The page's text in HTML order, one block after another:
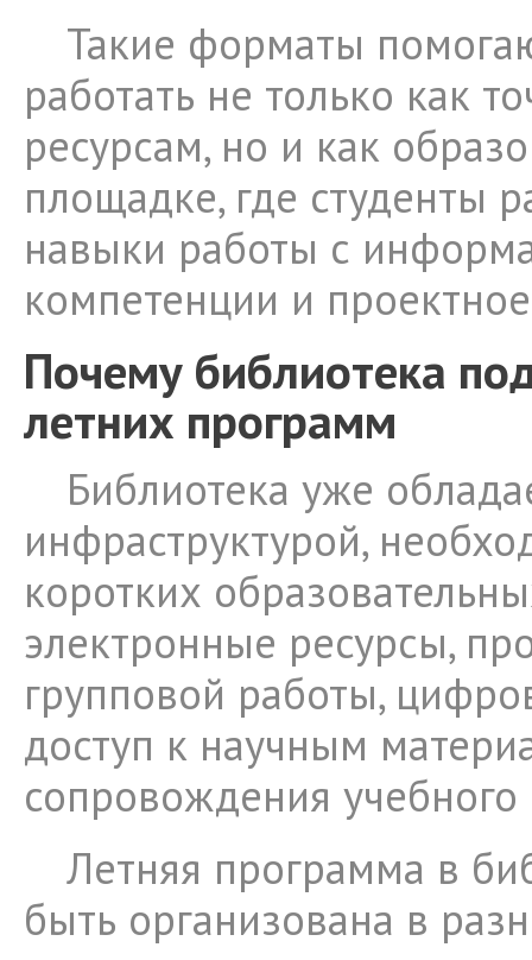
Такие форматы
работать не только как
ресурсам, но и как
площадке, где студенты
навыки работы с
компетенции и
Почему библиотека
летних программ
Библиотека уже
инфраструктурой,
коротких
электронные ресурсы,
групповой работы,
доступ к научным
сопровождения учебного
Летняя программа в
быть организована в